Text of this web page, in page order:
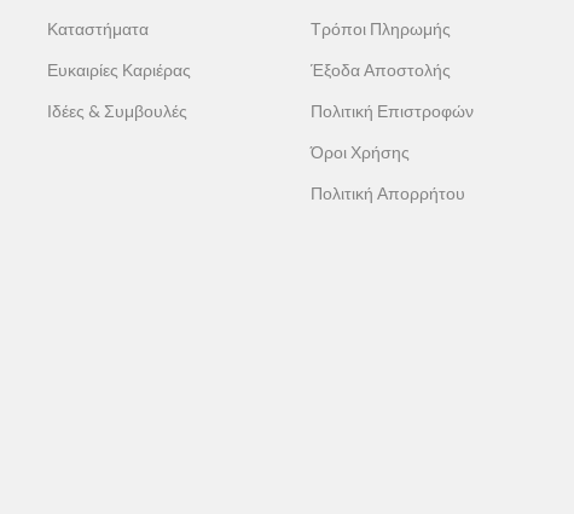
Καταστήματα
Ευκαιρίες Καριέρας
Ιδέες & Συμβουλές
Τρόποι Πληρωμής
Έξοδα Αποστολής
Πολιτική Επιστροφών
Όροι Χρήσης
Πολιτική Απορρήτου